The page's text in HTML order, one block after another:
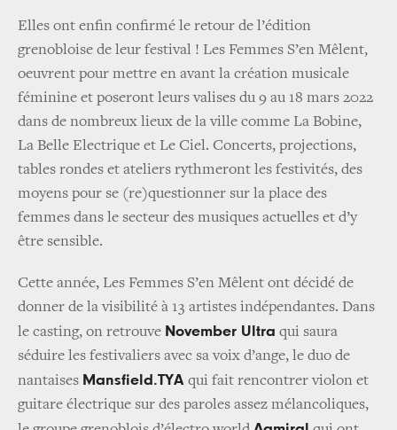
Elles ont enfin confirmé le retour de l’édition
grenobloise de leur festival ! Les Femmes S’en Mêlent,
oeuvrent pour mettre en avant la création musicale
féminine et poseront leurs valises du 9 au 18 mars 2022
dans de nombreux lieux de la ville comme La Bobine,
La Belle Electrique et Le Ciel. Concerts, projections,
tables rondes et ateliers rythmeront les festivités, des
moyens pour se (re)questionner sur la place des
femmes dans le secteur des musiques actuelles et d’y
être sensible.
Cette année, Les Femmes S’en Mêlent ont décidé de
donner de la visibilité à 13 artistes indépendantes. Dans
le casting, on retrouve November Ultra qui saura
séduire les festivaliers avec sa voix d’ange, le duo de
nantaises Mansfield.TYA qui fait rencontrer violon et
guitare électrique sur des paroles assez mélancoliques,